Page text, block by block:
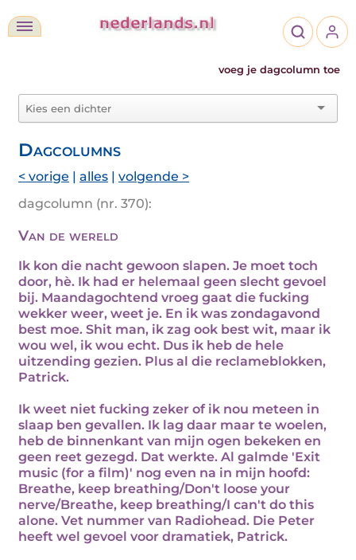
voeg je dagcolumn toe
Dagcolumns
< vorige | alles | volgende >
dagcolumn (nr. 370):
Van de wereld
Ik kon die nacht gewoon slapen. Je moet toch
door, hè. Ik had er helemaal geen slecht gevoel
bij. Maandagochtend vroeg gaat die fucking
wekker weer, weet je. En ik was zondagavond
best moe. Shit man, ik zag ook best wit, maar ik
wou wel, ik wou echt. Dus ik heb de hele
uitzending gezien. Plus al die reclameblokken,
Patrick.
Ik weet niet fucking zeker of ik nou meteen in
slaap ben gevallen. Ik lag daar maar te woelen,
heb de binnenkant van mijn ogen bekeken en
geen reet gezegd. Dat werkte. Al galmde 'Exit
music (for a film)' nog even na in mijn hoofd:
Breathe, keep breathing/Don't loose your
nerve/Breathe, keep breathing/I can't do this
alone. Vet nummer van Radiohead. Die Peter
heeft wel gevoel voor dramatiek, Patrick.